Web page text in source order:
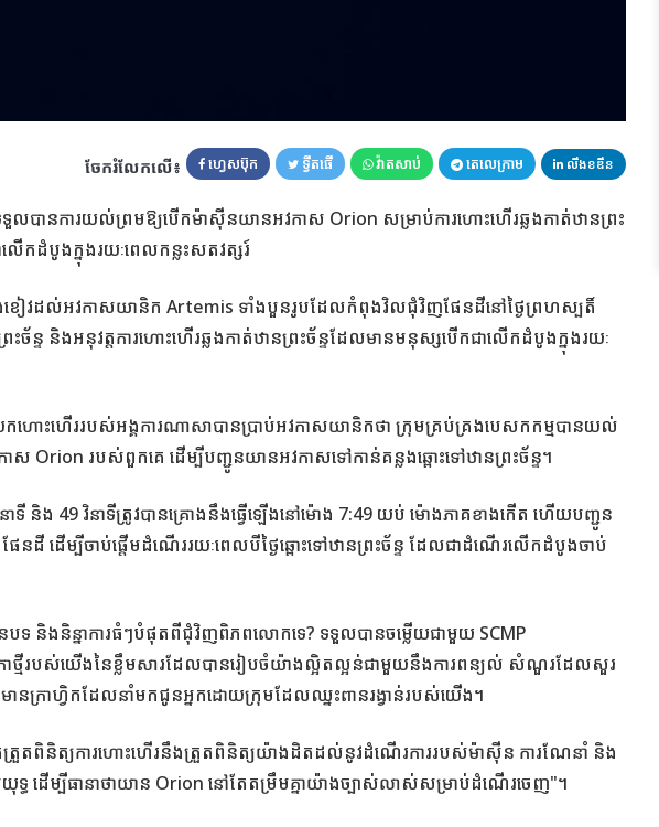
ចែករំលែកលើ៖ ហ្វេសប៊ុក ទ្វីតធើ វ៉ាតសាប់ តេលេក្រាម លីងខឌីន
បានការយល់ព្រមឱ្យបើកម៉ាស៊ីនយានអវកាស Orion សម្រាប់ការហោះហើរឆ្លងកាត់ឋានព្រះ
ើកដំបូងក្នុងរយៈពេលកន្លះសតវត្សរ៍
ើងខៀវដល់អវកាសយានិក Artemis ទាំងបួនរូបដែលកំពុងវិលជុំវិញផែនដីនៅថ្ងៃព្រហស្បតិ៍
រះច័ន្ទ និងអនុវត្តការហោះហើរឆ្លងកាត់ឋានព្រះច័ន្ទដែលមានមនុស្សបើកជាលើកដំបូងក្នុងរយៈ
ហោះហើររបស់អង្គការណាសាបានប្រាប់អវកាសយានិកថា ក្រុមគ្រប់គ្រងបេសកកម្មបានយល់
ស Orion របស់ពួកគេ ដើម្បីបញ្ជូនយានអវកាសទៅកាន់គន្លងឆ្ពោះទៅឋានព្រះច័ន្ទ។
ាទី និង 49 វិនាទីត្រូវបានគ្រោងនឹងធ្វើឡើងនៅម៉ោង 7:49 យប់ ម៉ោងភាគខាងកើត ហើយបញ្ជូន
នដី ដើម្បីចាប់ផ្តើមដំណើររយៈពេលបីថ្ងៃឆ្ពោះទៅឋានព្រះច័ន្ទ ដែលជាដំណើរលើកដំបូងចាប់
ទ និងនិន្នាការធំៗបំផុតពីជុំវិញពិភពលោកទេ? ទទួលបានចម្លើយជាមួយ SCMP
ាថ្មីរបស់យើងនៃខ្លឹមសារដែលបានរៀបចំយ៉ាងល្អិតល្អន់ជាមួយនឹងការពន្យល់ សំណួរដែលសួរ
នក្រាហ្វិកដែលនាំមកជូនអ្នកដោយក្រុមដែលឈ្នះពានរង្វាន់របស់យើង។
រួតពិនិត្យការហោះហើរនឹងត្រួតពិនិត្យយ៉ាងដិតដល់នូវដំណើរការរបស់ម៉ាស៊ីន ការណែនាំ និង
ដើម្បីធានាថាយាន Orion នៅតែតម្រឹមគ្នាយ៉ាងច្បាស់លាស់សម្រាប់ដំណើរចេញ"។